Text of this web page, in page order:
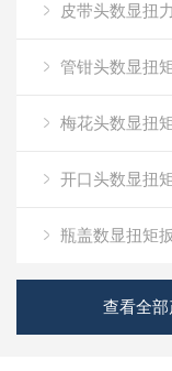
皮带头数显扭
管钳头数显扭
梅花头数显扭
开口头数显扭
瓶盖数显扭矩
查看全